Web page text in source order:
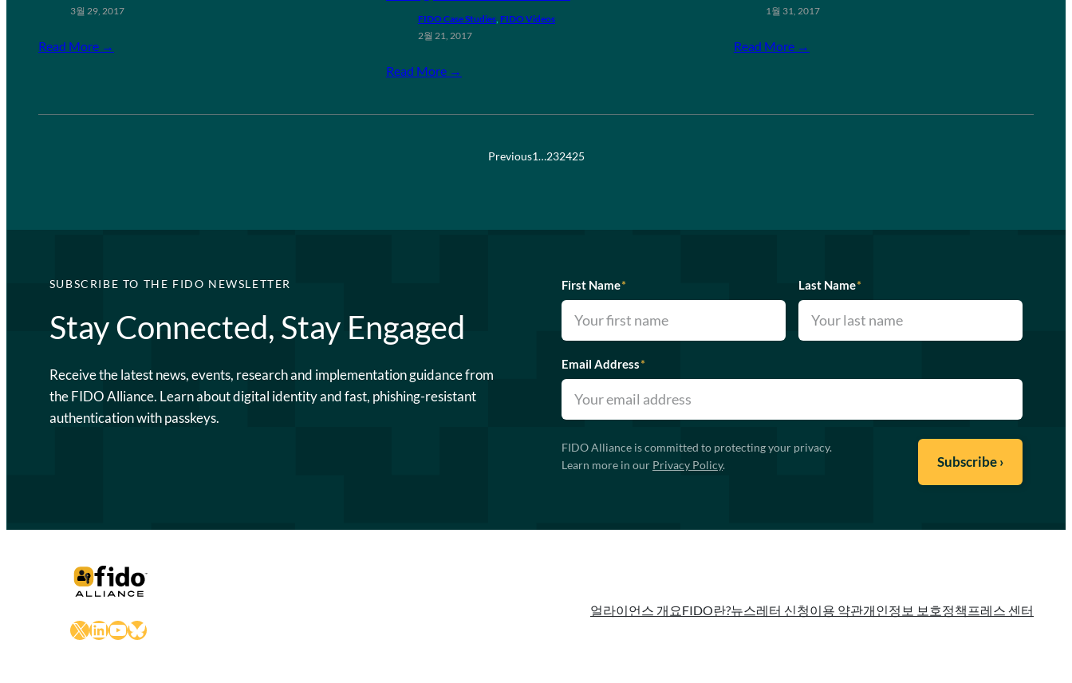
3월 29, 2017
Read More →
FIDO Case Studies, FIDO Videos
2월 21, 2017
Read More →
1월 31, 2017
Read More →
Previous1…232425
SUBSCRIBE TO THE FIDO NEWSLETTER
Stay Connected, Stay Engaged
Receive the latest news, events, research and implementation guidance from
the FIDO Alliance. Learn about digital identity and fast, phishing-resistant
authentication with passkeys.
First Name* Last Name*
Email Address*
FIDO Alliance is committed to protecting your privacy.
Learn more in our Privacy Policy.
X LinkedIn
YouTube
Bluesky
얼라이언스 개요FIDO란?뉴스레터 신청이용 약관개인정보 보호정책 프레스 센터